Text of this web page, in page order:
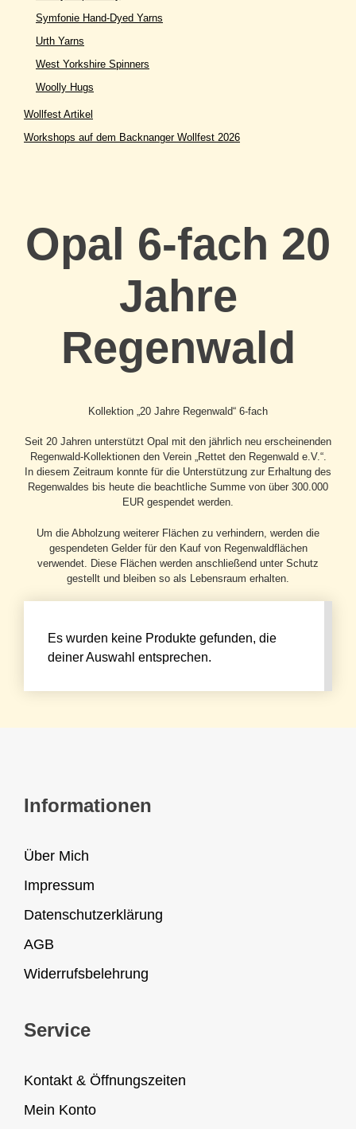
Opal 6-fach 20
Jahre
Regenwald
Kollektion „20 Jahre Regenwald“ 6-fach
Seit 20 Jahren unterstützt Opal mit den jährlich neu erscheinenden
Regenwald-Kollektionen den Verein „Rettet den Regenwald e.V.“.
In diesem Zeitraum konnte für die Unterstützung zur Erhaltung des
Regenwaldes bis heute die beachtliche Summe von über 300.000
EUR gespendet werden.
Um die Abholzung weiterer Flächen zu verhindern, werden die
gespendeten Gelder für den Kauf von Regenwaldflächen
verwendet. Diese Flächen werden anschließend unter Schutz
gestellt und bleiben so als Lebensraum erhalten.
Es wurden keine Produkte gefunden, die
deiner Auswahl entsprechen.
Symfonie Hand-Dyed Yarns
Urth Yarns
West Yorkshire Spinners
Woolly Hugs
Wollfest Artikel
Workshops auf dem Backnanger Wollfest 2026
Informationen
Über Mich
Impressum
Datenschutzerklärung
AGB
Widerrufsbelehrung
Service
Kontakt & Öffnungszeiten
Mein Konto